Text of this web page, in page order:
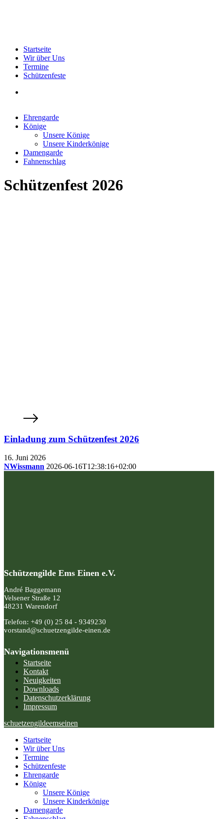
Startseite
Wir über Uns
Termine
Schützenfeste
Ehrengarde
Könige
Unsere Könige
Unsere Kinderkönige
Damengarde
Fahnenschlag
Schützenfest 2026
Einladung zum Schützenfest 2026
16. Juni 2026
NWissmann 2026-06-16T12:38:16+02:00
Schützengilde Ems Einen e.V.
André Baggemann
Velsener Straße 12
48231 Warendorf
Telefon: +49 (0) 25 84 - 9349230
vorstand@schuetzengilde-einen.de
Navigationsmenü
Startseite
Kontakt
Neuigkeiten
Downloads
Datenschutzerklärung
Impressum
schuetzengildeemseinen
Startseite
Wir über Uns
Termine
Schützenfeste
Ehrengarde
Könige
Unsere Könige
Unsere Kinderkönige
Damengarde